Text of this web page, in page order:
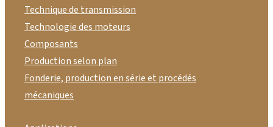
Technique de transmission
Technologie des moteurs
Composants
Production selon plan
Fonderie, production en série et procédés
mécaniques